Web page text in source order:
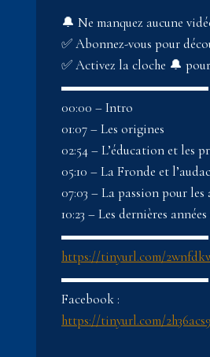
🔔 Ne manquez aucune
✅ Abonnez-vous pour
✅ Activez la cloche 🔔
▬▬▬▬▬▬▬▬▬▬▬
00:00 – Intro
01:07 – Les origines
02:54 – L’éducation et les
05:10 – La Fronde et
07:03 – La passion pour les
10:23 – Les dernières
▬▬▬▬▬▬▬▬▬▬▬
https://tinyurl.com/
▬▬▬▬▬▬▬▬▬▬▬
Facebook :
https://tinyurl.com/2h36acs9